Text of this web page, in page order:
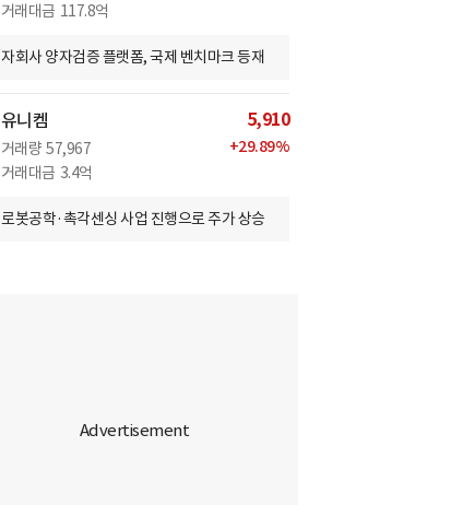
거래대금 117.8억
자회사 양자검증 플랫폼, 국제 벤치마크 등재
유니켐
거래량 57,967
거래대금 3.4억
5,910
+29.89%
로봇공학·촉각센싱 사업 진행으로 주가 상승